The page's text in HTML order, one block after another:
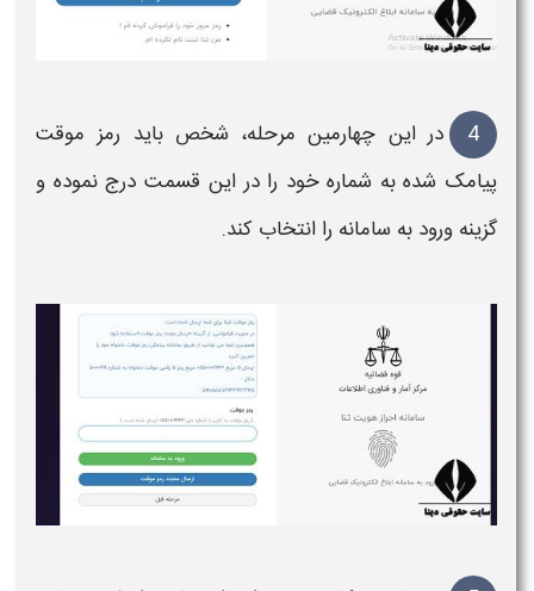
4 در این چهارمین مرحله، شخص باید رمز موقت
پیامک شده به شمارهخود را در این قسمت درج نموده و
گزینه ورود به سامانه را انتخاب کند.